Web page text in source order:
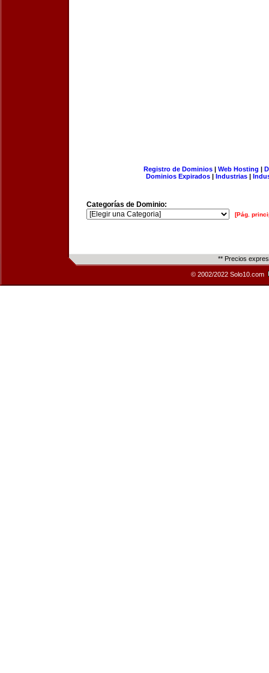
Registro de Dominios| Web Hosting |
Dominios Expirados | Industrias |
Categorías de Dominio:
[Pág.
** Precios
© 2002/2022 Solo10.com